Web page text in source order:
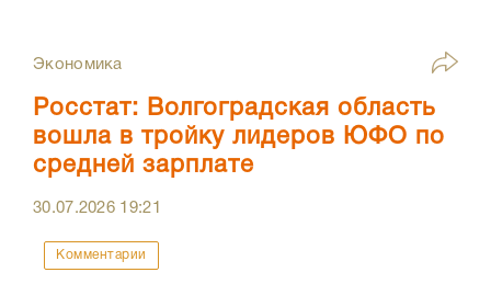
Экономика
Росстат: Волгоградская область
вошла в тройку лидеров ЮФО по
средней зарплате
30.07.2026 19:21
Комментарии